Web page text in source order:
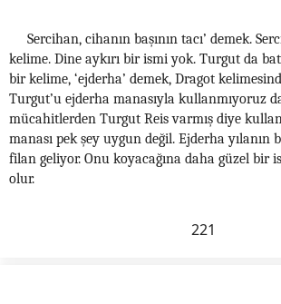
Sercihan, cihanın başının tacı’ demek.
kelime. Dine aykırı bir ismi yok. Turgut da
bir kelime, ‘ejderha’ demek, Dragot
Turgut’u ejderha manasıyla kullanmıyoruz
mücahitlerden Turgut Reis varmış diye
manası pek şey uygun değil. Ejderha yılanın
filan geliyor. Onu koyacağına daha güzel bir
olur.
221